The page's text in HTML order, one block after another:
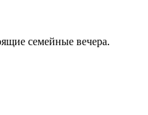
семейные вечера.